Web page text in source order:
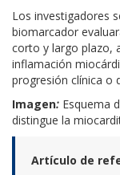
Los investigadores
biomarcador
corto y largo plazo,
inflamación
progresión clínica o
Imagen: Esquema
distingue la
Artículo de